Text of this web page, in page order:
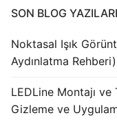
SON BLOG YAZILARI
Noktasal Işık
Aydınlatma Rehberi)
LEDLine Montajı
Gizleme ve